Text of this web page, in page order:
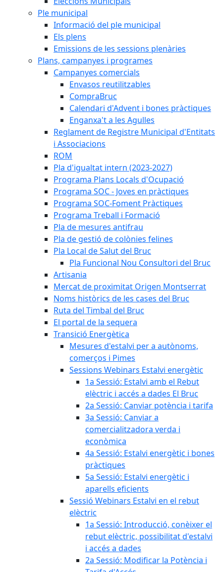
Ple municipal
Informació del ple municipal
Els plens
Emissions de les sessions plenàries
Plans, campanyes i programes
Campanyes comercials
Envasos reutilitzables
CompraBruc
Calendari d'Advent i bones pràctiques
Enganxa't a les Agulles
Reglament de Registre Municipal d'Entitats
i Associacions
ROM
Pla d'igualtat intern (2023-2027)
Programa Plans Locals d'Ocupació
Programa SOC - Joves en pràctiques
Programa SOC-Foment Pràctiques
Programa Treball i Formació
Pla de mesures antifrau
Pla de gestió de colònies felines
Pla Local de Salut del Bruc
Pla Funcional Nou Consultori del Bruc
Artisania
Mercat de proximitat Origen Montserrat
Noms històrics de les cases del Bruc
Ruta del Timbal del Bruc
El portal de la sequera
Transició Energètica
Mesures d'estalvi per a autònoms,
comerços i Pimes
Sessions Webinars Estalvi energètic
1a Sessió: Estalvi amb el Rebut
elèctric i accés a dades El Bruc
2a Sessió: Canviar potència i tarifa
3a Sessió: Canviar a
comercialitzadora verda i
econòmica
4a Sessió: Estalvi energètic i bones
pràctiques
5a Sessió: Estalvi energètic i
aparells eficients
Sessió Webinars Estalvi en el rebut
elèctric
1a Sessió: Introducció, conèixer el
rebut elèctric, possibilitat d'estalvi
i accés a dades
2a Sessió: Modificar la Potència i